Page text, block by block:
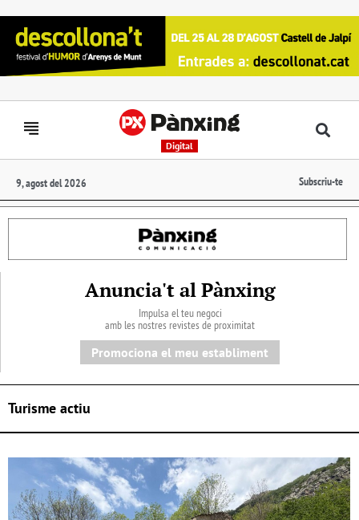
Digital
9, agost del 2026 Subscriu-te
Anuncia't al Pànxing
Impulsa el teu negoci
amb les nostres revistes de proximitat
Promociona el meu establiment
Turisme actiu